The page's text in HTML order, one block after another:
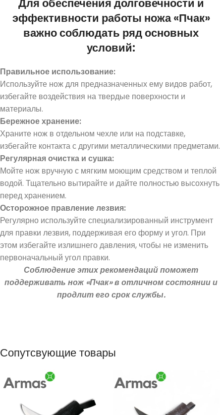
Для обеспечения долговечности и
эффективности работы ножа «Пчак»
важно соблюдать ряд основных
условий:
Правильное использование:
Используйте нож для предназначенных ему видов работ,
избегайте воздействия на твердые поверхности и
материалы.
Бережное хранение:
Храните нож в отдельном чехле или на подставке,
избегайте контакта с другими металлическими предметами.
Регулярная очистка и сушка:
Мойте нож вручную с мягким моющим средством и теплой
водой. Тщательно вытирайте и дайте полностью высохнуть
перед хранением.
Осторожное правление лезвия:
Регулярно используйте специализированный инструмент
для правки лезвия, поддерживая его форму и угол. При
этом избегайте излишнего давления, чтобы не изменить
первоначальный угол правки.
Соблюдение этих рекомендаций поможет
поддерживать нож «Пчак» в отличном состоянии и
продлит его срок службы.
Сопутсвующие товары